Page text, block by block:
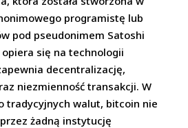
programistę lub
pod pseudonimem Satoshi
się na technologii
decentralizację,
niezmienność transakcji. W
tradycyjnych walut, bitcoin nie
żadną instytucję